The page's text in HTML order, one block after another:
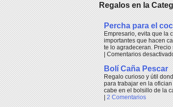
Regalos en la
Percha para el
Empresario, evita que la
importantes que hacen
te lo agradeceran.
|Comentarios
Bolí Caña Pescar
Regalo curioso y útil
para trabajar en la
cabe en el bolsillo de la
|2 Comentarios